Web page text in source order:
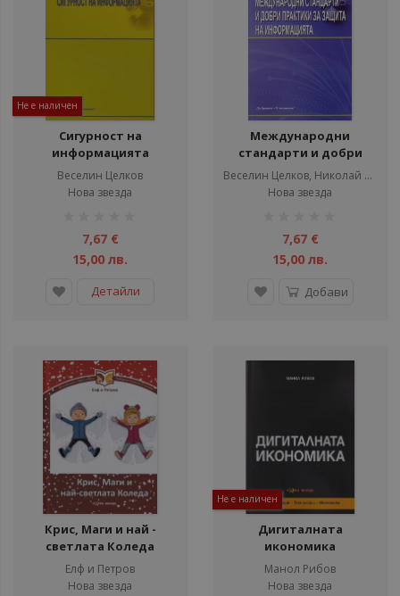
Не е наличен
Сигурност на
информацията
Веселин Целков
Нова звезда
7,67 €
15,00 лв.
Детайли
Международни
стандарти и добри
практики за защита на
информацията
Веселин Целков, Николай Стоянов, Орхан Исмаилов
Нова звезда
7,67 €
15,00 лв.
Добави
Крис, Маги и най -
светлата Коледа
Елф и Петров
Нова звезда
Не е наличен
Дигиталната
икономика
Манол Рибов
Нова звезда